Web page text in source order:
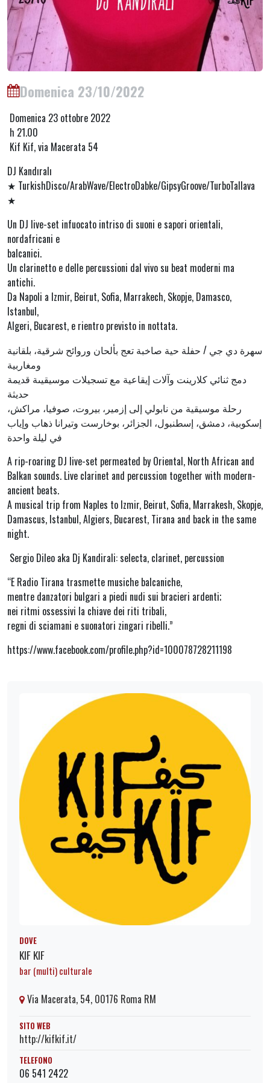
Domenica 23/10/2022
Domenica 23 ottobre 2022
h 21.00
Kif Kif, via Macerata 54
DJ Kandıralı
★ TurkishDisco/ArabWave/ElectroDabke/GipsyGroove/TurboTallava
★
Un DJ live-set infuocato intriso di suoni e sapori orientali,
nordafricani e
balcanici.
Un clarinetto e delle percussioni dal vivo su beat moderni ma
antichi.
Da Napoli a Izmir, Beirut, Sofia, Marrakech, Skopje, Damasco,
Istanbul,
Algeri, Bucarest, e rientro previsto in nottata.
سهرة دي جي / حفلة حية صاخبة تعج بألحان وروائح شرقية، بلقانية
ومغاربية
دمج ثنائي كلارينت وآلات إيقاعية مع تسجيلات موسيقيىة قديمة
حديثة
رحلة موسيقية من نابولي إلى إزمير، بيروت، صوفيا، مراكش،
إسكوبية، دمشق، إسطنبول، الجزائر، بوخارست وتيرانا ذهاب وإياب
في ليلة واحدة
A rip-roaring DJ live-set permeated by Oriental, North African and
Balkan sounds. Live clarinet and percussion together with modern-
ancient beats.
A musical trip from Naples to Izmir, Beirut, Sofia, Marrakesh, Skopje,
Damascus, Istanbul, Algiers, Bucarest, Tirana and back in the same
night.
Sergio Dileo aka Dj Kandirali: selecta, clarinet, percussion
“E Radio Tirana trasmette musiche balcaniche,
mentre danzatori bulgari a piedi nudi sui bracieri ardenti;
nei ritmi ossessivi la chiave dei riti tribali,
regni di sciamani e suonatori zingari ribelli.”
https://www.facebook.com/profile.php?id=100078728211198
DOVE
KIF KIF
bar (multi) culturale
Via Macerata, 54, 00176 Roma RM
SITO WEB
http://kifkif.it/
TELEFONO
06 541 2422